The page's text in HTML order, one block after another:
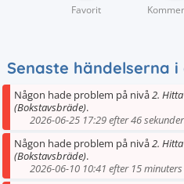
Favorit
Senaste händelserna
Någon hade problem på nivå2.
(Bokstavsbräde).
2026-06-25 17:29 efter 46
Någon hade problem på nivå2.
(Bokstavsbräde).
2026-06-10 10:41 efter 15